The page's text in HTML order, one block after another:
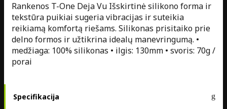
Rankenos T-One Deja Vu Išskirtinė silikono forma ir
tekstūra puikiai sugeria vibracijas ir suteikia
reikiamą komfortą riešams. Silikonas prisitaiko prie
delno formos ir užtikrina idealų manevringumą. •
medžiaga: 100% silikonas • ilgis: 130mm • svoris: 70g /
porai
Specifikacija